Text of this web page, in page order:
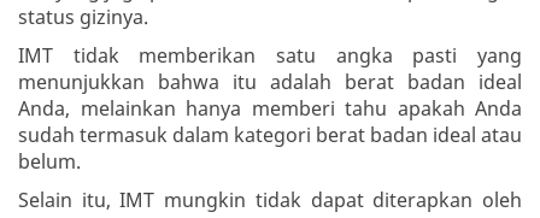
status gizinya.
IMT tidak memberikan satu angka pasti yang
menunjukkan bahwa itu adalah berat badan ideal
Anda, melainkan hanya memberi tahu apakah Anda
sudah termasuk dalam kategori berat badan ideal atau
belum.
Selain itu, IMT mungkin tidak dapat diterapkan oleh